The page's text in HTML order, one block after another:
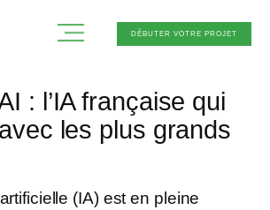
DÉBUTER VOTRE PROJET
: l’IA française qui
les plus grands
(IA) est en pleine